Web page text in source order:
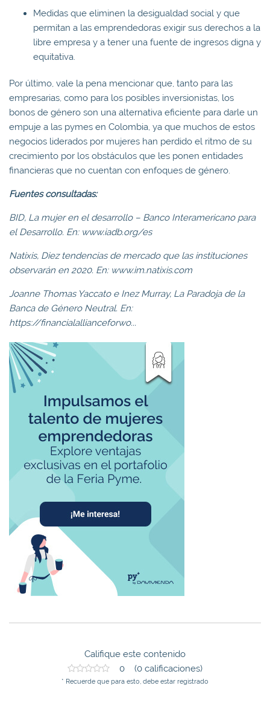
Medidas que eliminen la desigualdad social y que
permitan a las emprendedoras exigir sus derechos a la
libre empresa y a tener una fuente de ingresos digna y
equitativa.
Por último, vale la pena mencionar que, tanto para las
empresarias, como para los posibles inversionistas, los
bonos de género son una alternativa eficiente para darle un
empuje a las pymes en Colombia, ya que muchos de estos
negocios liderados por mujeres han perdido el ritmo de su
crecimiento por los obstáculos que les ponen entidades
financieras que no cuentan con enfoques de género.
Fuentes consultadas:
BID, La mujer en el desarrollo – Banco Interamericano para
el Desarrollo. En: www.iadb.org/es
Natixis, Diez tendencias de mercado que las instituciones
observarán en 2020. En: www.im.natixis.com
Joanne Thomas Yaccato e Inez Murray, La Paradoja de la
Banca de Género Neutral. En:
https://financialallianceforwo...
Califique este contenido
0 (0 calificaciones)
* Recuerde que para esto, debe estar registrado